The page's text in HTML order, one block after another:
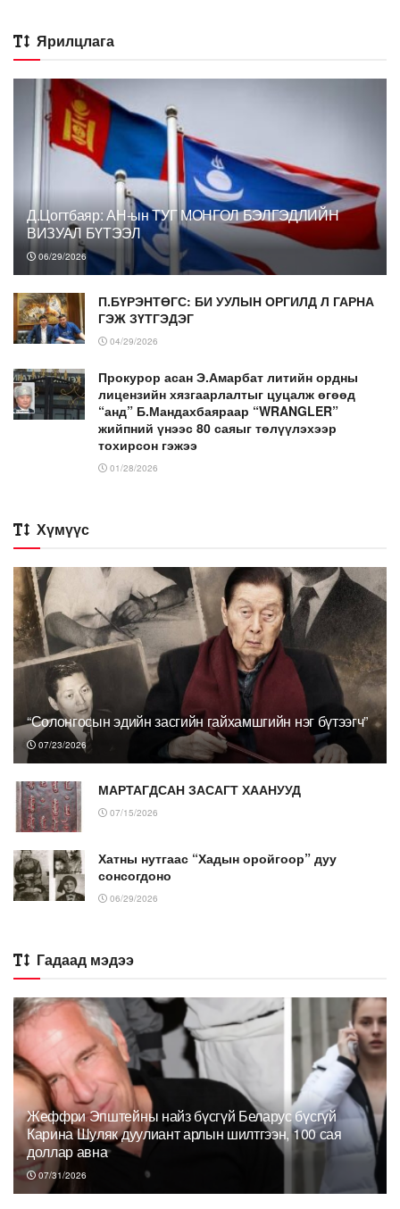
Ярилцлага
Д.Цогтбаяр: АН-ын ТУГ МОНГОЛ БЭЛГЭДЛИЙН
ВИЗУАЛ БҮТЭЭЛ
06/29/2026
П.БҮРЭНТӨГС: БИ УУЛЫН ОРГИЛД Л ГАРНА
ГЭЖ ЗҮТГЭДЭГ
04/29/2026
Прокурор асан Э.Амарбат литийн ордны
лицензийн хязгаарлалтыг цуцалж өгөөд
“анд” Б.Мандахбаяраар “WRANGLER”
жийпний үнээс 80 саяыг төлүүлэхээр
тохирсон гэжээ
01/28/2026
Хүмүүс
“Солонгосын эдийн засгийн гайхамшгийн нэг бүтээгч”
07/23/2026
МАРТАГДСАН ЗАСАГТ ХААНУУД
07/15/2026
Хатны нутгаас “Хадын оройгоор” дуу
сонсогдоно
06/29/2026
Гадаад мэдээ
Жеффри Эпштейны найз бүсгүй Беларус бүсгүй
Карина Шуляк дуулиант арлын шилтгээн, 100 сая
доллар авна
07/31/2026